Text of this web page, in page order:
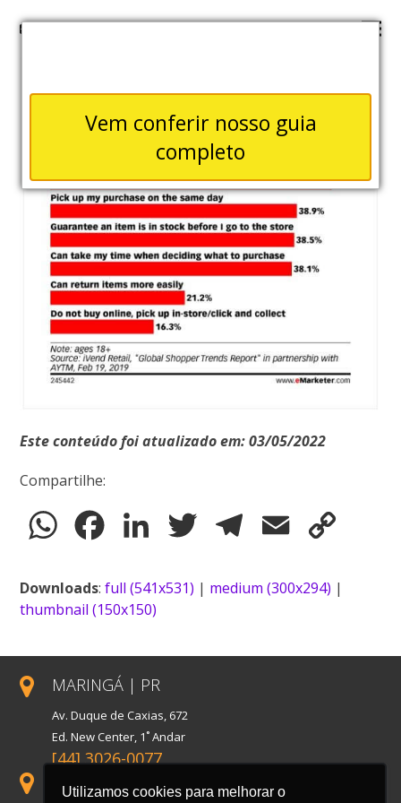
Vem conferir nosso guia
completo
Utilizamos cookies para melhorar o
Este conteúdo foi atualizado em: 03/05/2022
Compartilhe:
WhatsAppFacebookLinkedIn Twitter TelegramEmail
Downloads:full (541x531) | medium (300x294) |
thumbnail (150x150)
MARINGÁ | PR
Av. Duque de Caxias, 672
Ed. New Center, 1˚ Andar
[44] 3026-0077
SÃO PAULO | SP